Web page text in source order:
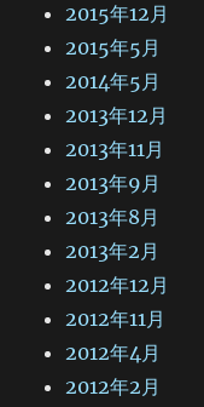
2015年12月
2015年5月
2014年5月
2013年12月
2013年11月
2013年9月
2013年8月
2013年2月
2012年12月
2012年11月
2012年4月
2012年2月